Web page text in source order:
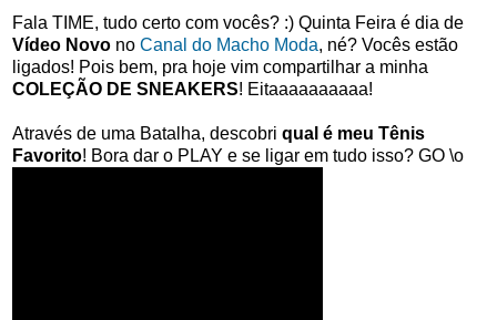
Fala TIME, tudo certo com vocês? :) Quinta Feira é dia de
Vídeo Novo no Canal do Macho Moda, né? Vocês estão
ligados! Pois bem, pra hoje vim compartilhar a minha
COLEÇÃO DE SNEAKERS! Eitaaaaaaaaaa!
Através de uma Batalha, descobri qual é meu Tênis
Favorito! Bora dar o PLAY e se ligar em tudo isso? GO \o